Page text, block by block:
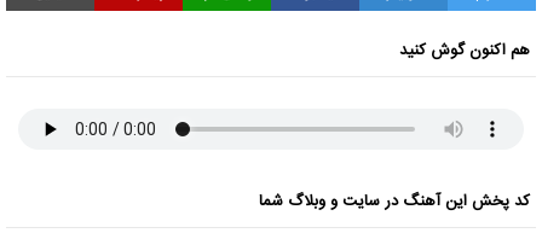
هم اکنون گوش کنید
کد پخش این آهنگ در سایت و وبلاگ شما